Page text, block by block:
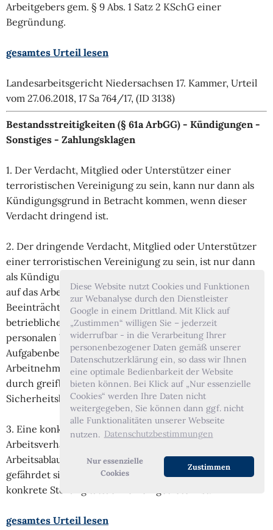
Diese Website nutzt Cookies und Funktionen
zur Webanalyse durch den Dienstleister
Google in einem Drittland. Mit Klick auf
„Zustimmen“ willigen Sie – jederzeit
widerrufbar - in die Verarbeitung Ihrer
personenbezogener Daten gemäß unserer
Datenschutzerklärung ein, so dass wir Ihnen
eine optimale Bedienbarkeit der Website
bieten können. Bei Klick auf „Nur essenzielle
Cookies“ werden Ihre Daten nicht
weitergegeben, Sie können dann ggf. nicht
alle Funktionalitäten unserer Webseite
nutzen. Datenschutzbestimmungen
Nur essenzielle
Cookies
Zustimmen
Arbeitgebers gem. § 9 Abs. 1 Satz 2 KSchG einer
Begründung.
gesamtes Urteil lesen
Landesarbeitsgericht Niedersachsen 17. Kammer, Urteil
vom 27.06.2018, 17 Sa 764/17, (ID 3138)
Bestandsstreitigkeiten (§ 61a ArbGG) - Kündigungen -
Sonstiges - Zahlungsklagen
1. Der Verdacht, Mitglied oder Unterstützer einer
terroristischen Vereinigung zu sein, kann nur dann als
Kündigungsgrund in Betracht kommen, wenn dieser
Verdacht dringend ist.
2. Der dringende Verdacht, Mitglied oder Unterstützer
einer terroristischen Vereinigung zu sein, ist nur dann
als Kündigungsgrund geeignet, wenn eine Auswirkung
auf das Arbeitsverhältnis durch eine konkrete
Beeinträchtigung im Leistungsbereich, im Bereich der
betrieblichen Verbundenheit aller Mitarbeiter, im
personalen Vertrauensbereich oder im betrieblichen
Aufgabenbereich vorliegt oder die Eignung des
Arbeitnehmers für die Arbeitsleistung entfallen ist oder
durch greifbare Tatsachen zu belegende berechtigte
Sicherheitsbedenken bestehen.
3. Eine konkrete Beeinträchtigung des
Arbeitsverhältnisses liegt nicht schon dann vor, wenn
Arbeitsablauf oder Betriebsfrieden abstrakt oder konkret
gefährdet sind, sondern nur dann, wenn insoweit eine
konkrete Störung tatsächlich eingetreten ist.
gesamtes Urteil lesen